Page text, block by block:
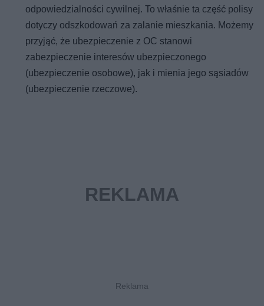
odpowiedzialności cywilnej. To właśnie ta część polisy
dotyczy odszkodowań za zalanie mieszkania. Możemy
przyjąć, że ubezpieczenie z OC stanowi
zabezpieczenie interesów ubezpieczonego
(ubezpieczenie osobowe), jak i mienia jego sąsiadów
(ubezpieczenie rzeczowe).